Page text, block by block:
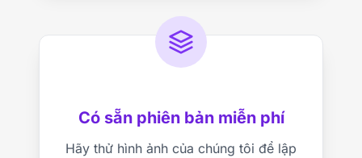
Có sẵn phiên bản miễn phí
Hãy thử hình ảnh của chúng tôi để lập